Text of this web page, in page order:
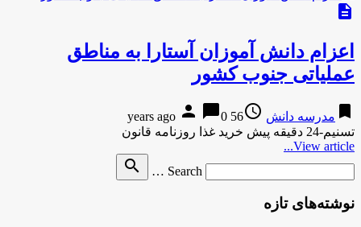
description
اعزام دانش آموزان آستارا به مناطق
عملیاتی جنوب کشور
bookmark مدرسه دانش access_time
56 years ago
person chat_bubble0
تسنیم-24 دقیقه پیش خرید غذا روزنامه قانون
View article...
Search …
search
نوشته‌های تازه